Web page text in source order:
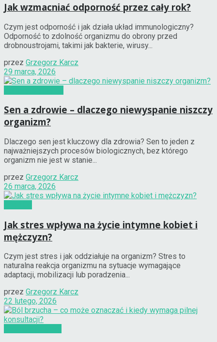
Jak wzmacniać odporność przez cały rok?
Czym jest odporność i jak działa układ immunologiczny?
Odporność to zdolność organizmu do obrony przed
drobnoustrojami, takimi jak bakterie, wirusy...
przez Grzegorz Karcz
29 marca, 2026
Sen a zdrowie – dlaczego niewyspanie niszczy
organizm?
Dlaczego sen jest kluczowy dla zdrowia? Sen to jeden z
najważniejszych procesów biologicznych, bez którego
organizm nie jest w stanie...
przez Grzegorz Karcz
26 marca, 2026
Jak stres wpływa na życie intymne kobiet i
mężczyzn?
Czym jest stres i jak oddziałuje na organizm? Stres to
naturalna reakcja organizmu na sytuacje wymagające
adaptacji, mobilizacji lub poradzenia...
przez Grzegorz Karcz
22 lutego, 2026